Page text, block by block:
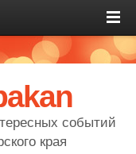
событий
края